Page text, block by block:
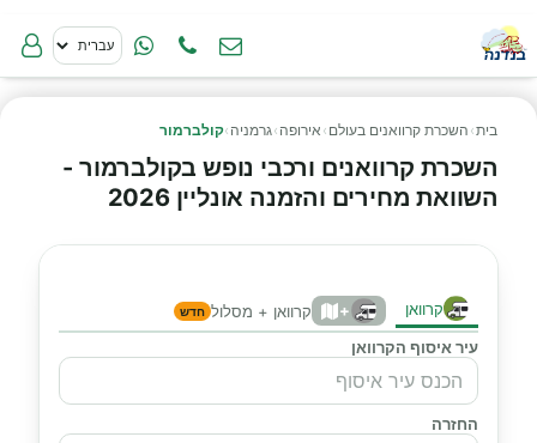
בית› השכרת קרוואנים בעולם › אירופה ›גרמניה ›קולברמור
השכרת קרוואנים ורכבי נופש בקולברמור -
השוואת מחירים והזמנה אונליין 2026
קרוואן + קרוואן + מסלול חדש
עיר איסוף הקרוואן
החזרה